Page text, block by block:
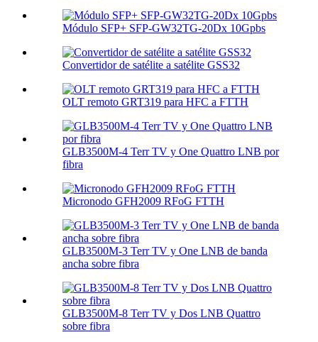
Módulo SFP+ SFP-GW32TG-20Dx 10Gpbs
Convertidor de satélite a satélite GSS32
OLT remoto GRT319 para HFC a FTTH
GLB3500M-4 Terr TV y One Quattro LNB por
fibra
Micronodo GFH2009 RFoG FTTH
GLB3500M-3 Terr TV y One LNB de banda
ancha sobre fibra
GLB3500M-8 Terr TV y Dos LNB Quattro
sobre fibra